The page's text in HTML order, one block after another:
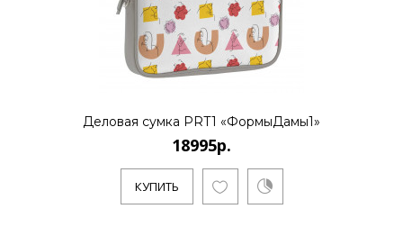
..
КУПИТЬ
18995р.
Деловая сумка PRT1 «ФормыДамы1»
18995р.
КУПИТЬ